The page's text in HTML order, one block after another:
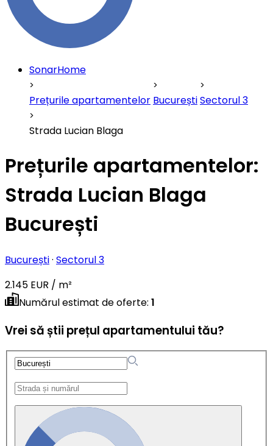
SonarHome
Prețurile apartamentelor BucureștiSectorul 3
Strada Lucian Blaga
Prețurile apartamentelor:
Strada Lucian Blaga
București
București· Sectorul 3
2.145 EUR / m²
Numărul estimat de oferte: 1
Vrei să știi prețul apartamentului tău?